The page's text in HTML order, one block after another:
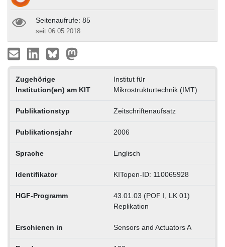
Seitenaufrufe: 85
seit 06.05.2018
Zugehörige
Institution(en) am KIT
Institut für
Mikrostrukturtechnik (IMT)
Publikationstyp Zeitschriftenaufsatz
Publikationsjahr 2006
Sprache Englisch
Identifikator KITopen-ID: 110065928
HGF-Programm
43.01.03 (POF I, LK 01)
Replikation
Erschienen in Sensors and Actuators A